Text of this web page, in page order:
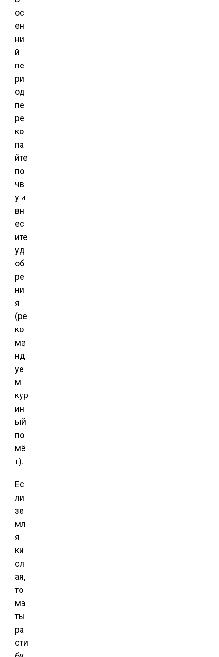
ос
ен
ни
й
пе
ри
од
пе
ре
ко
па
йте
по
чв
у и
вн
ес
ите
уд
об
ре
ни
я
(ре
ко
ме
нд
уе
м
кур
ин
ый
по
мё
т).
Ес
ли
зе
мл
я
ки
сл
ая,
то
ма
ты
ра
сти